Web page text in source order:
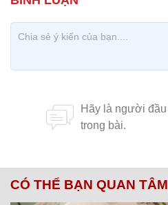
CÓ THỂ BẠN QUAN TÂM